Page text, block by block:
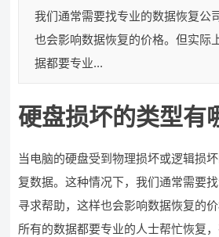
我们通常需要找专业的数据恢复公
也会影响数据恢复的价格。但实际
据都要专业...
硬盘损坏的类型有
当电脑的硬盘受到物理损坏或逻辑损
复数据。这种情况下，我们通常需要
寻求帮助，这样也会影响数据恢复的
所有的数据都要专业的人士帮忙恢复